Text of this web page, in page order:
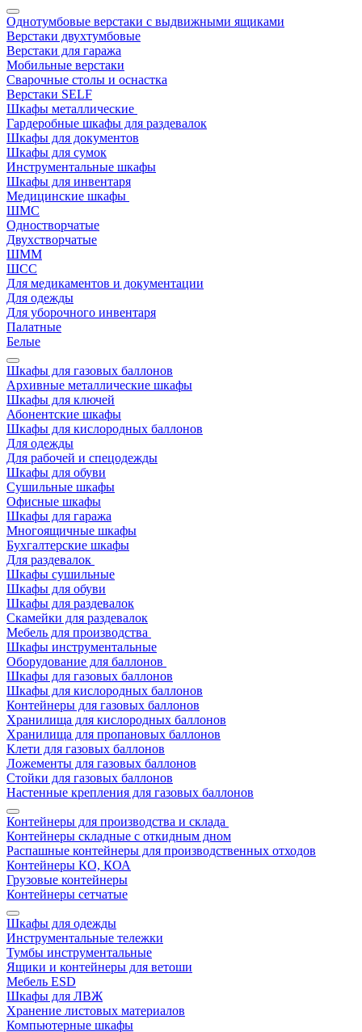
Однотумбовые верстаки с выдвижными ящиками
Верстаки двухтумбовые
Верстаки для гаража
Мобильные верстаки
Сварочные столы и оснастка
Верстаки SELF
Шкафы металлические
Гардеробные шкафы для раздевалок
Шкафы для документов
Шкафы для сумок
Инструментальные шкафы
Шкафы для инвентаря
Медицинские шкафы
ШМС
Одностворчатые
Двухстворчатые
ШММ
ШСС
Для медикаментов и документации
Для одежды
Для уборочного инвентаря
Палатные
Белые
Шкафы для газовых баллонов
Архивные металлические шкафы
Шкафы для ключей
Абонентские шкафы
Шкафы для кислородных баллонов
Для одежды
Для рабочей и спецодежды
Шкафы для обуви
Сушильные шкафы
Офисные шкафы
Шкафы для гаража
Многоящичные шкафы
Бухгалтерские шкафы
Для раздевалок
Шкафы сушильные
Шкафы для обуви
Шкафы для раздевалок
Скамейки для раздевалок
Мебель для производства
Шкафы инструментальные
Оборудование для баллонов
Шкафы для газовых баллонов
Шкафы для кислородных баллонов
Контейнеры для газовых баллонов
Хранилища для кислородных баллонов
Хранилища для пропановых баллонов
Клети для газовых баллонов
Ложементы для газовых баллонов
Стойки для газовых баллонов
Настенные крепления для газовых баллонов
Контейнеры для производства и склада
Контейнеры складные с откидным дном
Распашные контейнеры для производственных отходов
Контейнеры КО, КОА
Грузовые контейнеры
Контейнеры сетчатые
Шкафы для одежды
Инструментальные тележки
Тумбы инструментальные
Ящики и контейнеры для ветоши
Мебель ESD
Шкафы для ЛВЖ
Хранение листовых материалов
Компьютерные шкафы